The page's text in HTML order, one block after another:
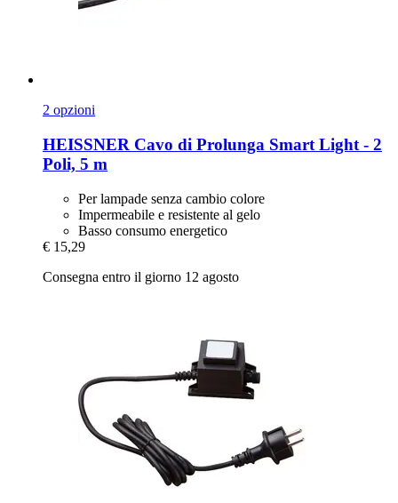
2 opzioni
HEISSNER Cavo di Prolunga Smart Light -​ 2
Poli, 5 m
Per lampade senza cambio colore
Impermeabile e resistente al gelo
Basso consumo energetico
€ 15,29
Consegna entro il giorno 12 agosto